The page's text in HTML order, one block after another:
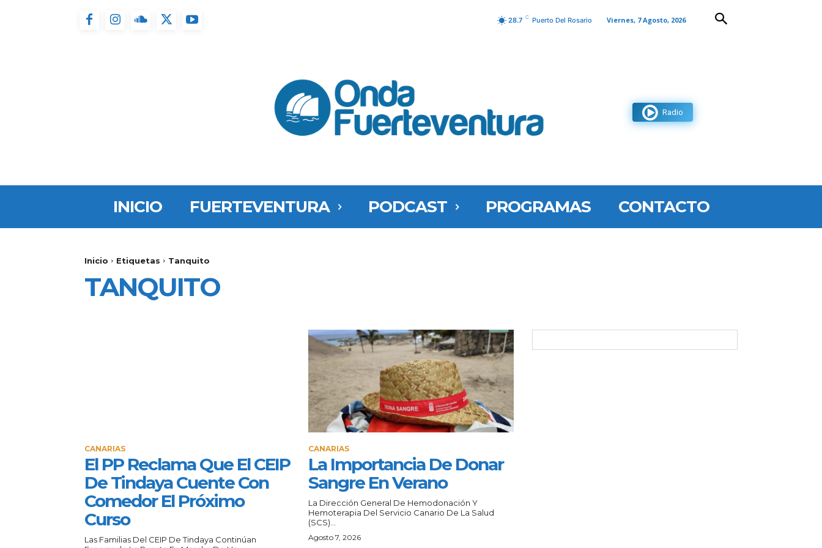
28.7 C Puerto Del Rosario Viernes, 7 Agosto, 2026
Radio
INICIO FUERTEVENTURA PODCAST PROGRAMAS CONTACTO
Inicio Etiquetas Tanquito
TANQUITO
CANARIAS
El PP Reclama Que El CEIP
De Tindaya Cuente Con
Comedor El Próximo
Curso
Las Familias Del CEIP De Tindaya Continúan
CANARIAS
La Importancia De Donar
Sangre En Verano
La Dirección General De Hemodonación Y
Hemoterapia Del Servicio Canario De La Salud
(SCS)...
Agosto 7, 2026